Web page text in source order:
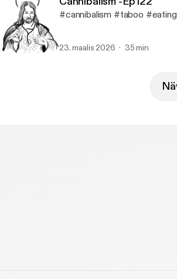
#cannibalism #taboo
23. maalis 2026 35 min